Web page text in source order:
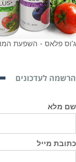
ג'וס פלאס - השפעת
הרשמה לעדכונים
שם מלא
כתובת מייל